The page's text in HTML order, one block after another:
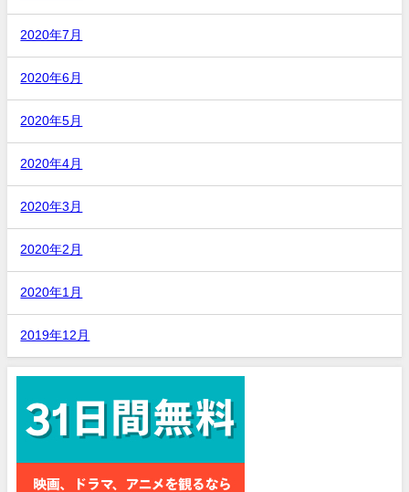
2020年7月
2020年6月
2020年5月
2020年4月
2020年3月
2020年2月
2020年1月
2019年12月